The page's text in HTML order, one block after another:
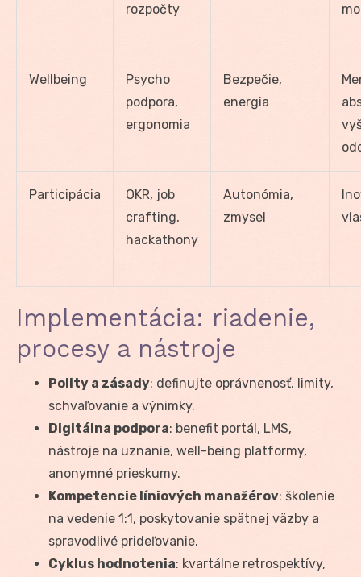
rozpočty
Wellbeing
Psycho
podpora,
ergonomia
Bezpečie,
energia
Participácia
OKR, job
crafting,
hackathony
Autonómia,
zmysel
Implementácia: riadenie,
procesy a nástroje
Polity a zásady: definujte oprávnenosť, limity,
schvaľovanie a výnimky.
Digitálna podpora: benefit portál, LMS,
nástroje na uznanie, well-being platformy,
anonymné prieskumy.
Kompetencie líniových manažérov: školenie
na vedenie 1:1, poskytovanie spätnej väzby a
spravodlivé prideľovanie.
Cyklus hodnotenia: kvartálne retrospektívy,